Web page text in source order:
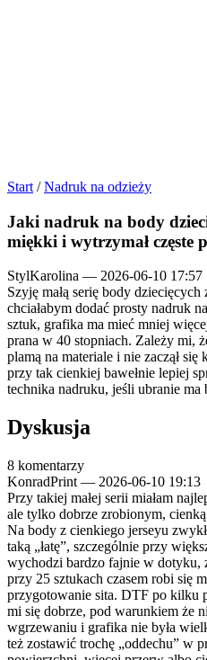
Start / Nadruk na odzieży
Jaki nadruk na body
miękki i wytrzymał częste
StylKarolina — 2026-06-10 17:57
Szyję małą serię body dziecięcych
chciałabym dodać prosty nadruk
sztuk, grafika ma mieć mniej
prana w 40 stopniach. Zależy mi,
plamą na materiale i nie zaczął
przy tak cienkiej bawełnie lepiej
technika nadruku, jeśli ubranie
Dyskusja
8 komentarzy
KonradPrint — 2026-06-10 19:13
Przy takiej małej serii miałam
ale tylko dobrze zrobionym,
Na body z cienkiego jerseyu
taką „łatę”, szczególnie przy
wychodzi bardzo fajnie w dotyku,
przy 25 sztukach czasem robi się
przygotowanie sita. DTF po kilku
mi się dobrze, pod warunkiem że
wgrzewaniu i grafika nie była
też zostawić trochę „oddechu” w